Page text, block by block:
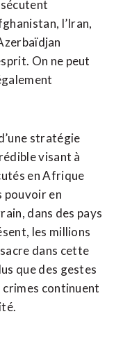
l’Iran,
On ne peut
stratégie
visant à
en Afrique
pouvoir en
dans des pays
les millions
dans cette
que des gestes
crimes continuent